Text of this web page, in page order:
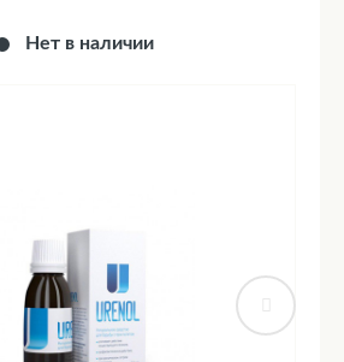
Нет в наличии